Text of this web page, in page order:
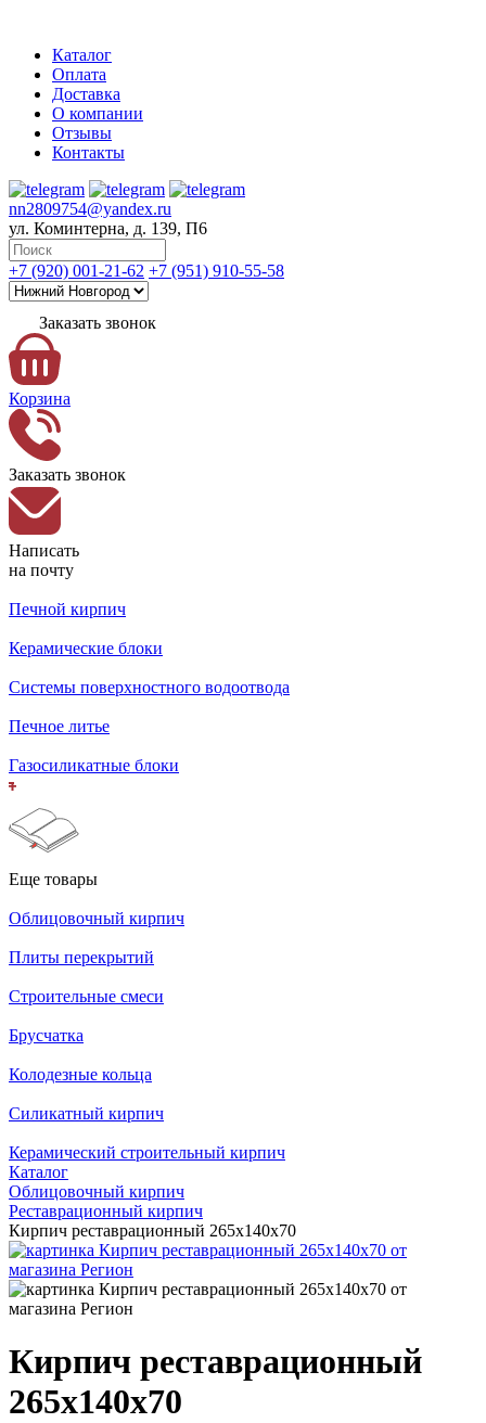
Каталог
Оплата
Доставка
О компании
Отзывы
Контакты
nn2809754@yandex.ru
ул. Коминтерна, д. 139, П6
+7 (920) 001-21-62 +7 (951) 910-55-58
Заказать звонок
Корзина
Заказать звонок
Написать
на почту
Печной кирпич
Керамические блоки
Системы поверхностного водоотвода
Печное литье
Газосиликатные блоки
Еще товары
Облицовочный кирпич
Плиты перекрытий
Строительные смеси
Брусчатка
Колодезные кольца
Силикатный кирпич
Керамический строительный кирпич
Каталог
Облицовочный кирпич
Реставрационный кирпич
Кирпич реставрационный 265x140x70
Кирпич реставрационный
265x140x70